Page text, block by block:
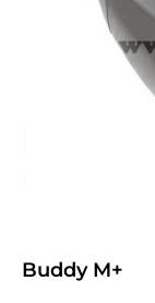
Buddy M+